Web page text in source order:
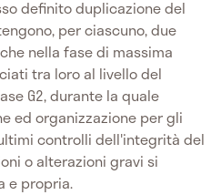
definito duplicazione del
per ciascuno, due
nella fase di massima
tra loro al livello del
G2, durante la quale
ed organizzazione per gli
controlli dell'integrità del
o alterazioni gravi si
e propria.